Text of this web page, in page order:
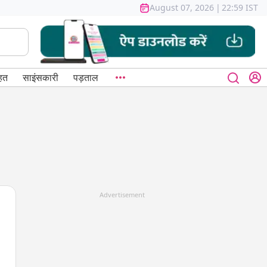
August 07, 2026 | 22:59 IST
साइंसकारी पड़ताल
Advertisement